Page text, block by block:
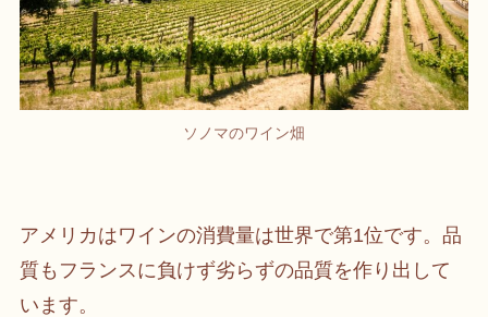
ソノマのワイン畑
アメリカはワインの消費量は世界で第1位です。品
質もフランスに負けず劣らずの品質を作り出して
います。